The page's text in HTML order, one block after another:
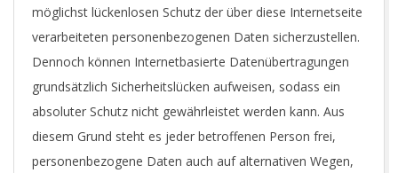
möglichst lückenlosen Schutz der über diese Internetseite
verarbeiteten personenbezogenen Daten sicherzustellen.
Dennoch können Internetbasierte Datenübertragungen
grundsätzlich Sicherheitslücken aufweisen, sodass ein
absoluter Schutz nicht gewährleistet werden kann. Aus
diesem Grund steht es jeder betroffenen Person frei,
personenbezogene Daten auch auf alternativen Wegen,